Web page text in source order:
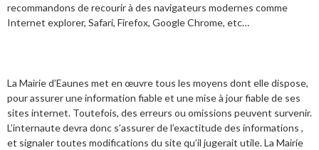
recommandons de recourir à des navigateurs modernes comme
Internet explorer, Safari, Firefox, Google Chrome, etc…
La Mairie d’Eaunes met en œuvre tous les moyens dont elle dispose,
pour assurer une information fiable et une mise à jour fiable de ses
sites internet. Toutefois, des erreurs ou omissions peuvent survenir.
L’internaute devra donc s’assurer de l’exactitude des informations ,
et signaler toutes modifications du site qu’il jugerait utile. La Mairie